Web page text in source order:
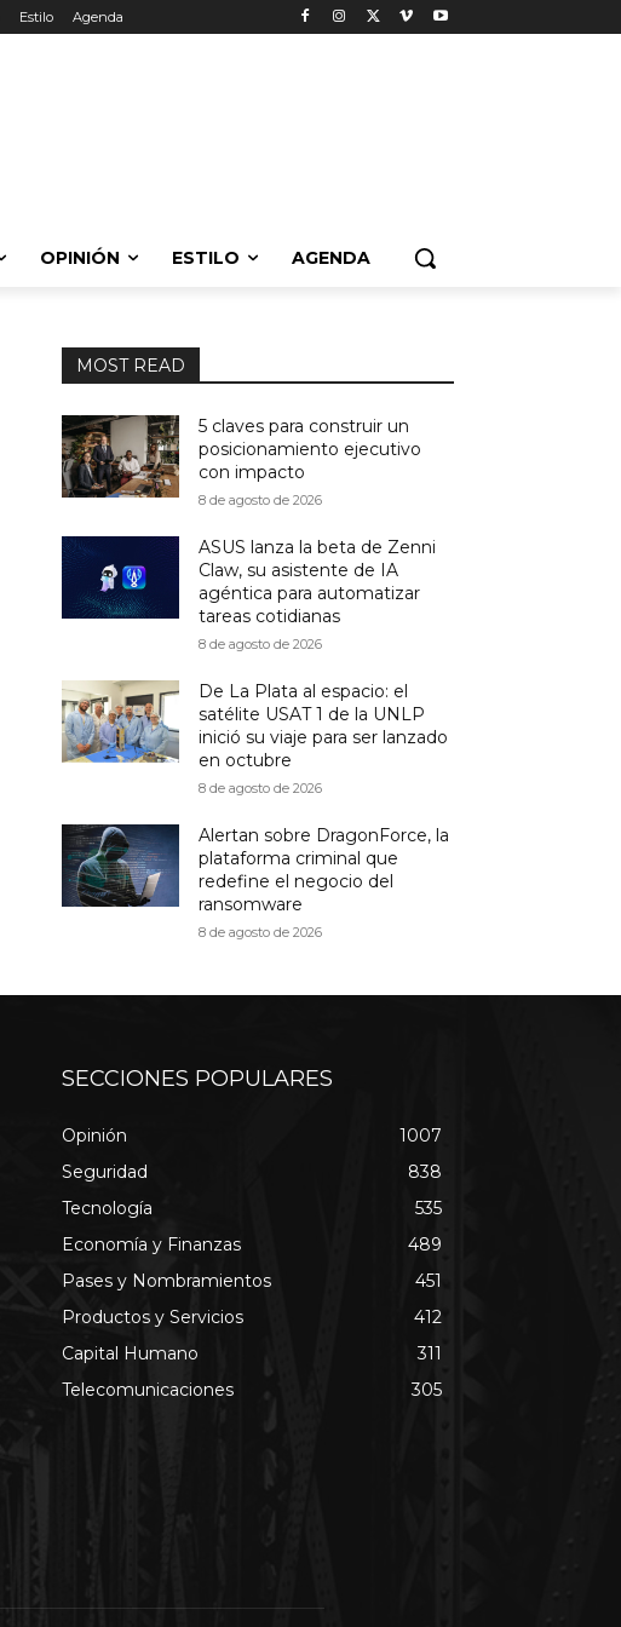
Estilo Agenda
OPINIÓN ESTILO AGENDA
MOST READ
5 claves para construir un
posicionamiento ejecutivo
con impacto
8 de agosto de 2026
ASUS lanza la beta de Zenni
Claw, su asistente de IA
agéntica para automatizar
tareas cotidianas
8 de agosto de 2026
De La Plata al espacio: el
satélite USAT 1 de la UNLP
inició su viaje para ser lanzado
en octubre
8 de agosto de 2026
Alertan sobre DragonForce, la
plataforma criminal que
redefine el negocio del
ransomware
8 de agosto de 2026
SECCIONES POPULARES
Opinión
1007
Seguridad
838
Tecnología
535
Economía y Finanzas
489
Pases y Nombramientos
451
Productos y Servicios
412
Capital Humano
311
Telecomunicaciones
305